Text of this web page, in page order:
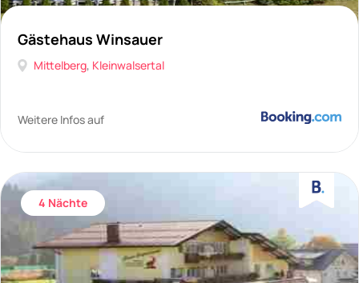
Gästehaus Winsauer
Mittelberg, Kleinwalsertal
Weitere Infos auf
4 Nächte